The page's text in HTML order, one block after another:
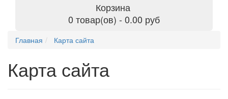
Корзина
0 товар(ов) - 0.00 руб
Главная Карта сайта
Карта сайта